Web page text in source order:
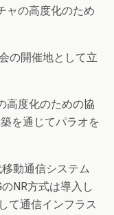
ャの高度化のため
の開催地として立
高度化のための協
を通じてパラオを
動通信システム
NR方式は導入し
て通信インフラス